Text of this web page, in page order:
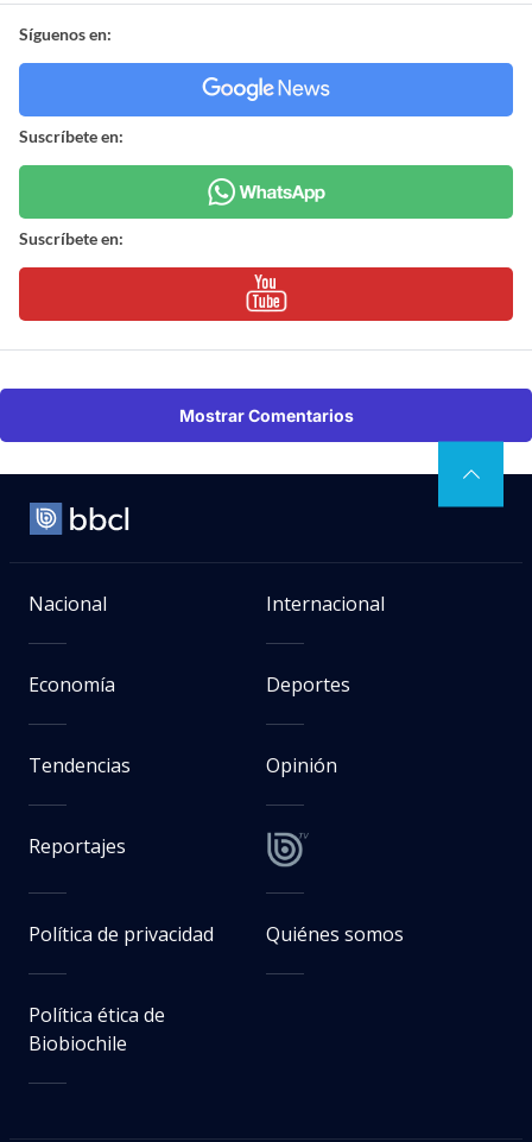
Síguenos en:
Suscríbete en:
Suscríbete en:
Mostrar Comentarios
Nacional Internacional
Economía Deportes
Tendencias Opinión
Reportajes
Política de privacidad Quiénes somos
Política ética de
Biobiochile